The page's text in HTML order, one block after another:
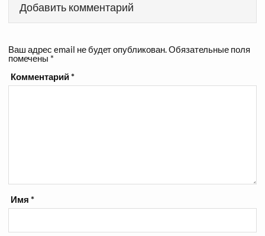
Добавить комментарий
Ваш адрес email не будет опубликован.Обязательные поля
помечены *
Комментарий*
Имя*